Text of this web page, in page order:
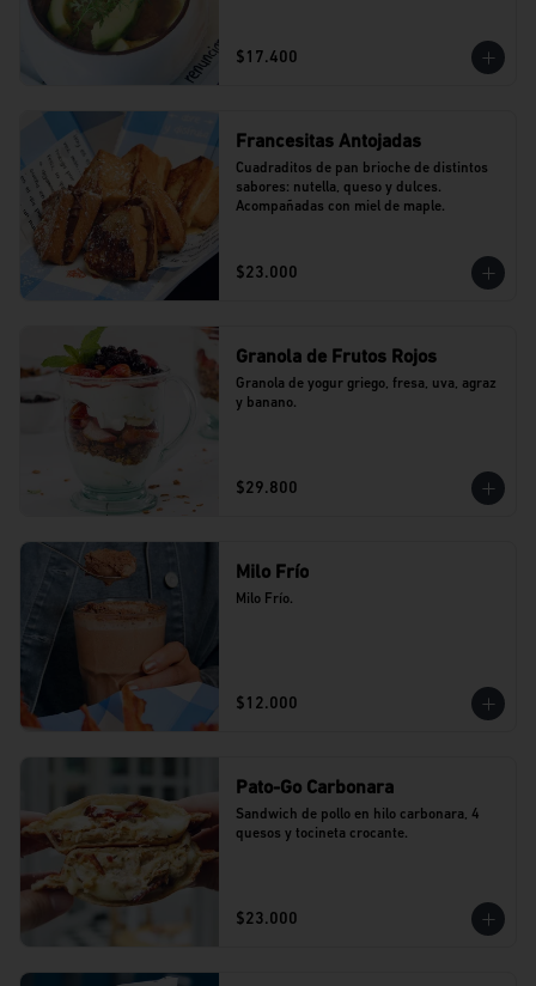
$17.400
Francesitas Antojadas
Cuadraditos de pan brioche de distintos
sabores: nutella, queso y dulces.
Acompañadas con miel de maple.
$23.000
Granola de Frutos Rojos
Granola de yogur griego, fresa, uva, agraz
y banano.
$29.800
Milo Frío
Milo Frío.
$12.000
Pato-Go Carbonara
Sandwich de pollo en hilo carbonara, 4
quesos y tocineta crocante.
$23.000